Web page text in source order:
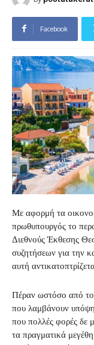
Facebook
Με αφορμή τα
πρωθυπουργός το
Διεθνούς Έκθεσης
συζητήσεων για την
αυτή
Πέραν ωστόσο από
που λαμβάνουν υπόψη
που πολλές φορές δε
τα πραγματικά